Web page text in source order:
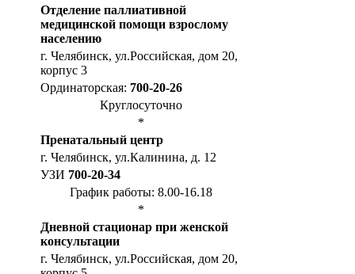
Отделение паллиативной
медицинской помощи взрослому
населению
г. Челябинск, ул.Российская, дом 20,
корпус 3
Ординаторская: 700-20-26
Круглосуточно
*
Пренатальный центр
г. Челябинск, ул.Калинина, д. 12
УЗИ 700-20-34
График работы: 8.00-16.18
*
Дневной стационар при женской
консультации
г. Челябинск, ул.Российская, дом 20,